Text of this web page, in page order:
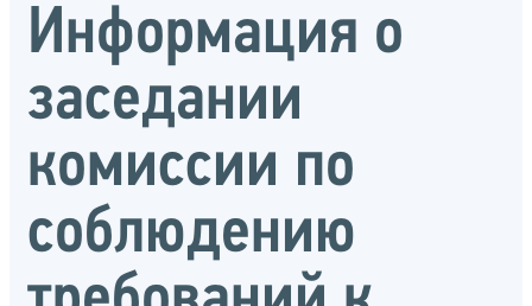
Информация о
заседании
комиссии по
соблюдению